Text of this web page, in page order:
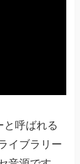
と呼ばれる
イブラリー